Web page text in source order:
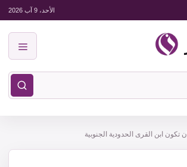
الأحد، 9 آب 2026
أن تكون ابن القرى الحدودية الجنوبية